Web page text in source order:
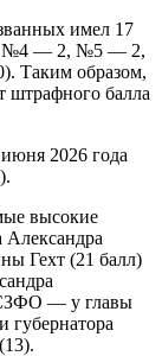
имел 17
№4 — 2, №5 — 2,
образом,
штрафного балла
2026 года
высокие
Александра
Гехт (21 балл)
— у главы
губернатора